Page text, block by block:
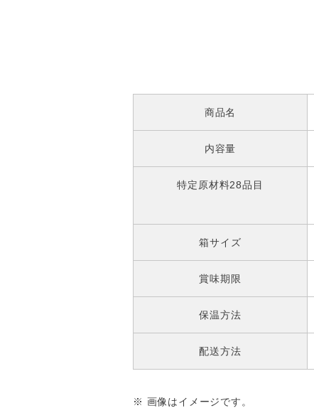
商品名
内容量
特定原材料28品目
箱サイズ
賞味期限
保温方法
配送方法
※ 画像はイメージです。